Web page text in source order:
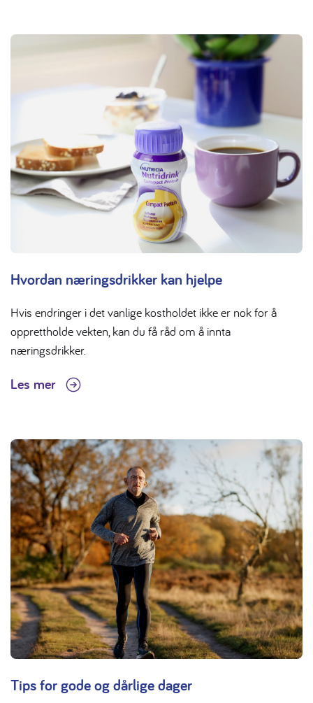
Hvordan næringsdrikker kan hjelpe
Hvis endringer i det vanlige kostholdet ikke er nok for å
opprettholde vekten, kan du få råd om å innta
næringsdrikker.
Les mer
Tips for gode og dårlige dager